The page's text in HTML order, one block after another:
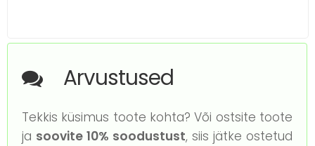
Arvustused
Tekkis küsimus toote kohta? Või ostsite toote
ja soovite 10% soodustust, siis jätke ostetud